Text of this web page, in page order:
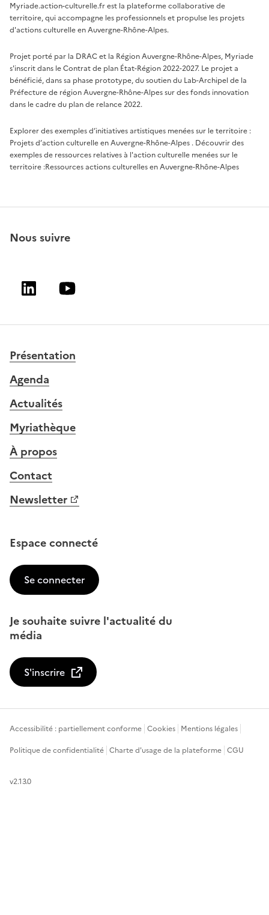
Myriade.action-culturelle.fr est la plateforme collaborative de
territoire, qui accompagne les professionnels et propulse les projets
d'actions culturelle en Auvergne-Rhône-Alpes.
Projet porté par la DRAC et la Région Auvergne-Rhône-Alpes, Myriade
s'inscrit dans le Contrat de plan État-Région 2022-2027. Le projet a
bénéficié, dans sa phase prototype, du soutien du Lab-Archipel de la
Préfecture de région Auvergne-Rhône-Alpes sur des fonds innovation
dans le cadre du plan de relance 2022.
Explorer des exemples d’initiatives artistiques menées sur le territoire :
Projets d’action culturelle en Auvergne-Rhône-Alpes . Découvrir des
exemples de ressources relatives à l'action culturelle menées sur le
territoire :Ressources actions culturelles en Auvergne-Rhône-Alpes
Nous suivre
LinkedinYoutube
Présentation
Agenda
Actualités
Myriathèque
À propos
Contact
Newsletter
Espace connecté
Se connecter
Je souhaite suivre l'actualité du
média
S'inscrire
Accessibilité : partiellement conforme Cookies Mentions légales
Politique de confidentialité Charte d'usage de la plateforme CGU
v2.13.0